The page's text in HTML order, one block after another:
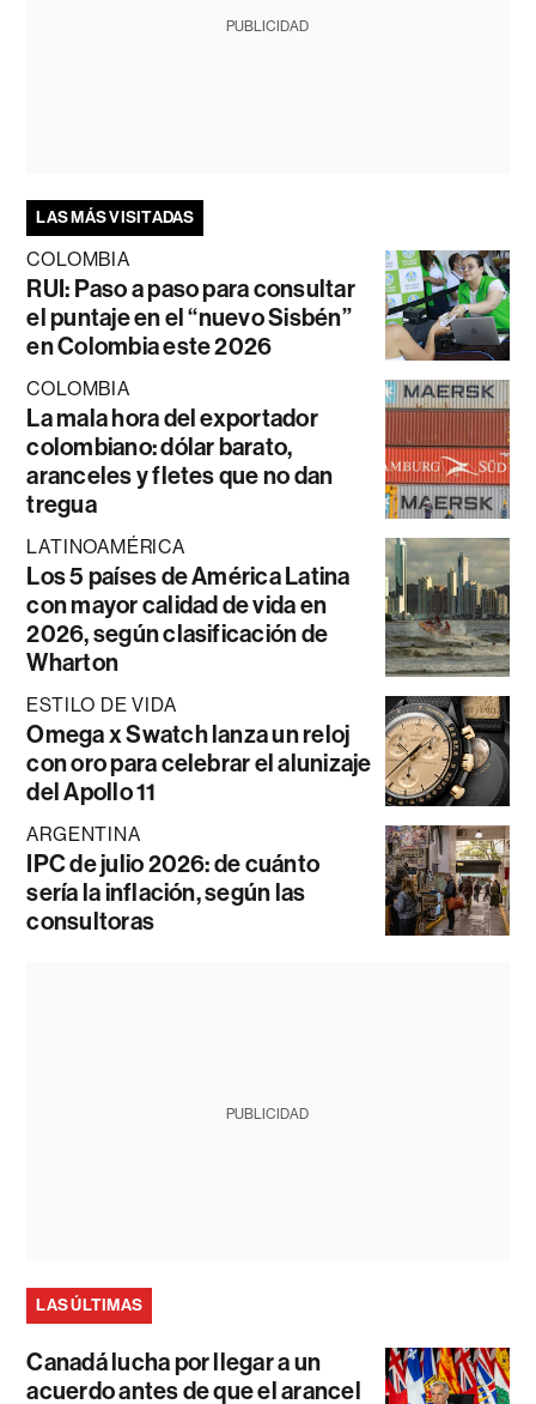
PUBLICIDAD
LAS MÁS VISITADAS
COLOMBIA
RUI: Paso a paso para consultar
el puntaje en el “nuevo Sisbén”
en Colombia este 2026
COLOMBIA
La mala hora del exportador
colombiano: dólar barato,
aranceles y fletes que no dan
tregua
LATINOAMÉRICA
Los 5 países de América Latina
con mayor calidad de vida en
2026, según clasificación de
Wharton
ESTILO DE VIDA
Omega x Swatch lanza un reloj
con oro para celebrar el alunizaje
del Apollo 11
ARGENTINA
IPC de julio 2026: de cuánto
sería la inflación, según las
consultoras
PUBLICIDAD
LAS ÚLTIMAS
Canadá lucha por llegar a un
acuerdo antes de que el arancel